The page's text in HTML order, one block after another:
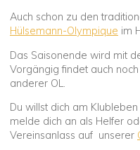
Auch schon zu den
Hülsemann-Olympique im
Das Saisonende wird mit
Vorgängig findet auch
anderer OL.
Du willst dich am
melde dich an als Helfer
Vereinsanlass auf unserer